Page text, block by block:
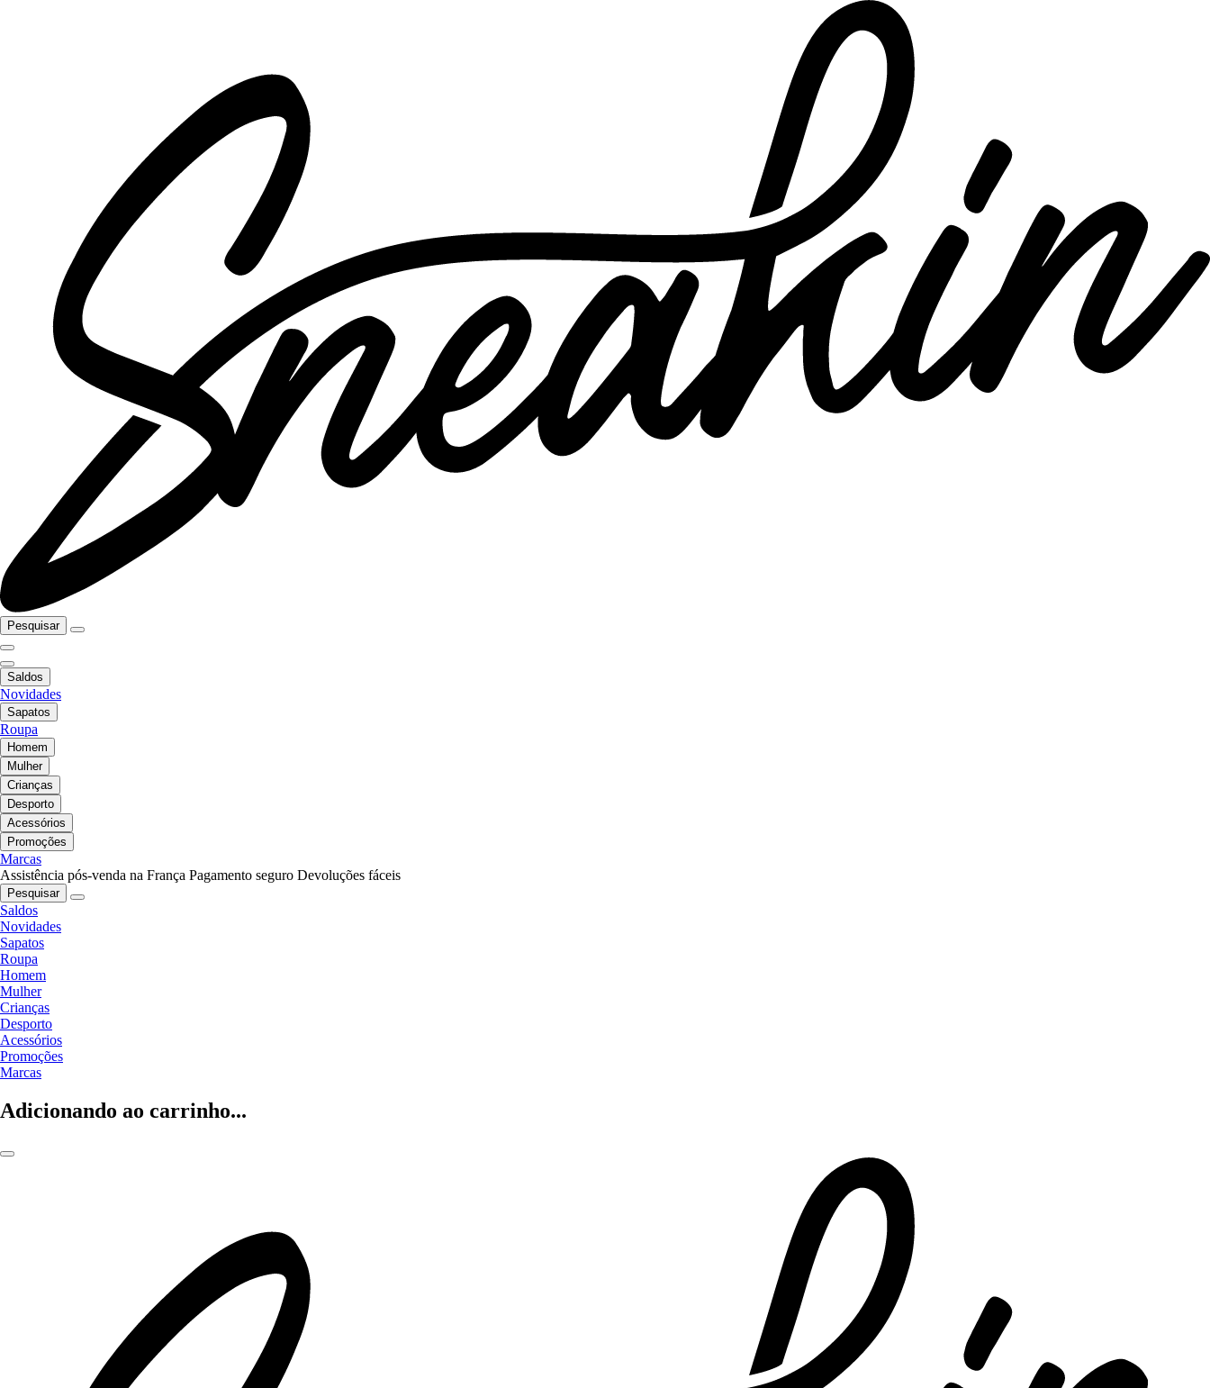
Pesquisar
Saldos
Novidades
Sapatos
Roupa
Homem
Mulher
Crianças
Desporto
Acessórios
Promoções
Marcas
Assistência pós-venda na França Pagamento seguro Devoluções fáceis
Pesquisar
Saldos
Novidades
Sapatos
Roupa
Homem
Mulher
Crianças
Desporto
Acessórios
Promoções
Marcas
Adicionando ao carrinho...